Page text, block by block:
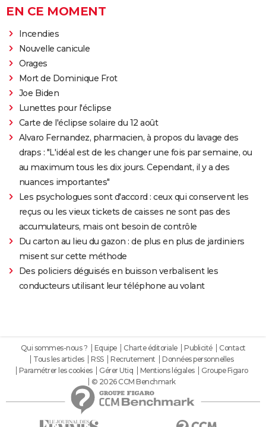
EN CE MOMENT
Incendies
Nouvelle canicule
Orages
Mort de Dominique Frot
Joe Biden
Lunettes pour l'éclipse
Carte de l'éclipse solaire du 12 août
Alvaro Fernandez, pharmacien, à propos du lavage des
draps : "L'idéal est de les changer une fois par semaine, ou
au maximum tous les dix jours. Cependant, il y a des
nuances importantes"
Les psychologues sont d'accord : ceux qui conservent les
reçus ou les vieux tickets de caisses ne sont pas des
accumulateurs, mais ont besoin de contrôle
Du carton au lieu du gazon : de plus en plus de jardiniers
misent sur cette méthode
Des policiers déguisés en buisson verbalisent les
conducteurs utilisant leur téléphone au volant
Qui sommes-nous ? Equipe Charte éditoriale Publicité
Contact
Tous les articles
RSS Recrutement
Données personnelles
Paramétrer les cookies
Gérer Utiq Mentions légales
Groupe Figaro
© 2026 CCM Benchmark